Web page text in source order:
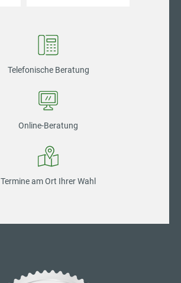
Telefonische Beratung
Online-Beratung
Termine am Ort Ihrer Wahl